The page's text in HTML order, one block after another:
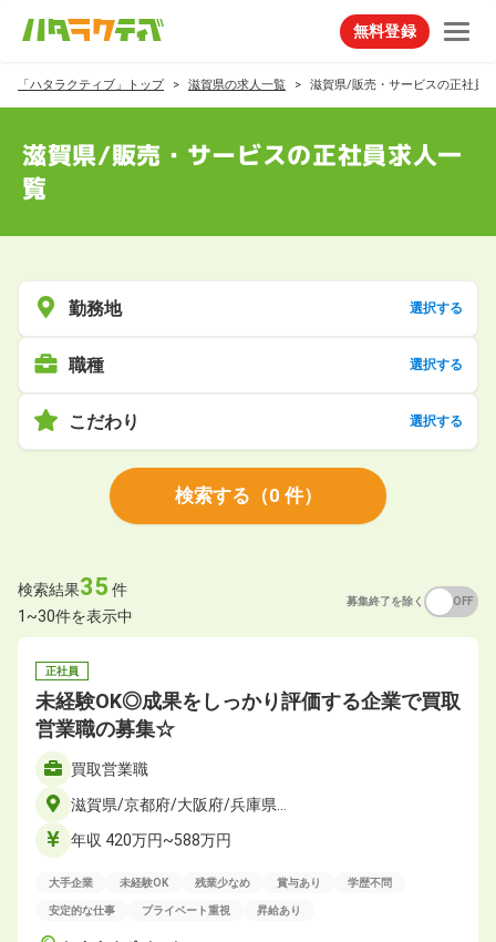
無料登録
「ハタラクティブ」トップ 滋賀県の求人一覧 滋賀県/販売・サービスの正社員
滋賀県/販売・サービスの正社員求人一
覧
勤務地 選択する
職種 選択する
こだわり 選択する
検索する （0 件）
検索結果35 件
1~30件を表示中
募集終了を除く OFF
正社員
未経験OK◎成果をしっかり評価する企業で買取
営業職の募集☆
買取営業職
滋賀県/京都府/大阪府/兵庫県…
年収 420万円~588万円
大手企業 未経験OK 残業少なめ 賞与あり 学歴不問
安定的な仕事 プライベート重視 昇給あり